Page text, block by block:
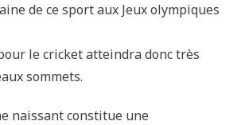
de ce sport aux Jeux olympiques
le cricket atteindra donc très
sommets.
naissant constitue une